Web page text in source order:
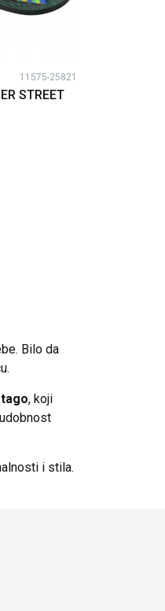
11575-25821
STREET
Bilo da
, koji
i stila.